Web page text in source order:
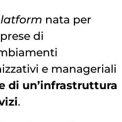
nata per
di
e manageriali
di un’infrastruttura
.